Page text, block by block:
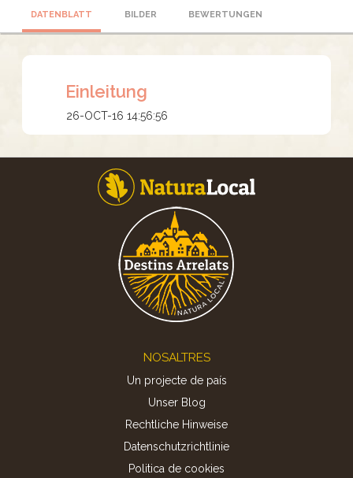
DATENBLATT BILDER BEWERTUNGEN
Einleitung
26-OCT-16 14:56:56
NOSALTRES
Un projecte de país
Unser Blog
Rechtliche Hinweise
Datenschutzrichtlinie
Politica de cookies